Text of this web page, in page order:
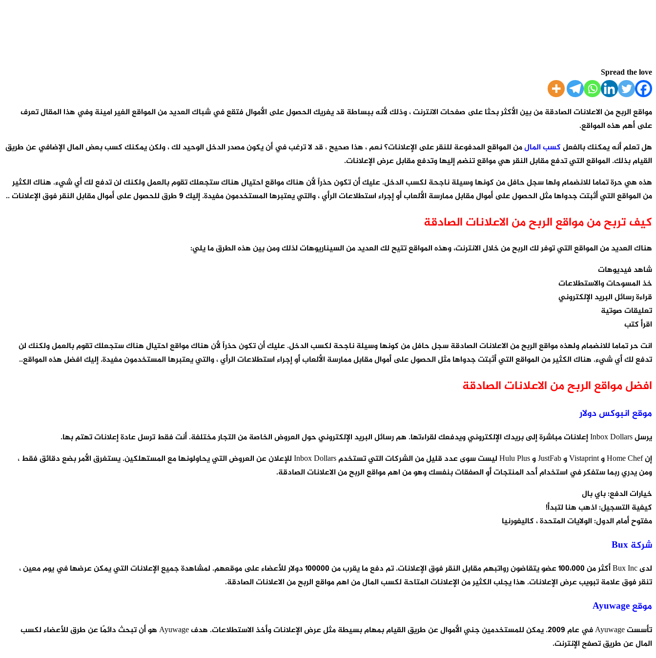
Spread the love
مواقع الربح من الاعلانات الصادقة من بين الأكثر بحثا على صفحات الانترنت ، وذلك لأنه ببساطة قد يغريك الحصول على الأموال فتقع في شباك العديد من المواقع الغير امينة وفي هذا المقال تعرف
على أهم هذه المواقع.
هل تعلم أنه يمكنك بالفعلكسب المالمن المواقع المدفوعة للنقر على الإعلانات؟ نعم ، هذا صحيح ، قد لا ترغب في أن يكون مصدر الدخل الوحيد لك ، ولكن يمكنك كسب بعض المال الإضافي عن طريق
القيام بذلك. المواقع التي تدفع مقابل النقر هي مواقع تنضم إليها وتدفع مقابل عرض الإعلانات.
هذه هي حرة تماما للانضمام ولها سجل حافل من كونها وسيلة ناجحة لكسب الدخل. عليك أن تكون حذراً لأن هناك مواقع احتيال هناك ستجعلك تقوم بالعمل ولكنك لن تدفع لك أي شيء. هناك الكثير
من المواقع التي أثبتت جدواها مثل الحصول على أموال مقابل ممارسة الألعاب أو إجراء استطلاعات الرأي ، والتي يعتبرها المستخدمون مفيدة. إليك 9 طرق للحصول على أموال مقابل النقر فوق الإعلانات ..
كيف تربح من مواقع الربح من الاعلانات الصادقة
هناك العديد من المواقع التي توفر لك الربح من خلال الانترنت، وهذه المواقع تتيح لك العديد من السيناريوهات لذلك ومن بين هذه الطرق ما يلي:
شاهد فيديوهات
خذ المسوحات والاستطلاعات
قراءة رسائل البريد الإلكتروني
تعليقات صوتية
اقرأ كتب
انت حر تماما للانضمام ولهذه مواقع الربح من الاعلانات الصادقة سجل حافل من كونها وسيلة ناجحة لكسب الدخل. عليك أن تكون حذراً لأن هناك مواقع احتيال هناك ستجعلك تقوم بالعمل ولكنك لن
تدفع لك أي شيء. هناك الكثير من المواقع التي أثبتت جدواها مثل الحصول على أموال مقابل ممارسة الألعاب أو إجراء استطلاعات الرأي ، والتي يعتبرها المستخدمون مفيدة. إليك افضل هذه المواقع..
افضل مواقع الربح من الاعلانات الصادقة
موقع انبوكس دولار
يرسل Inbox Dollars إعلانات مباشرة إلى بريدك الإلكتروني ويدفعك لقراءتها. هم رسائل البريد الإلكتروني حول العروض الخاصة من التجار مختلفة. أنت فقط ترسل عادة إعلانات تهتم بها.
إن Home Chef و Vistaprint و JustFab و Hulu Plus ليست سوى عدد قليل من الشركات التي تستخدم Inbox Dollars للإعلان عن العروض التي يحاولونها مع المستهلكين. يستغرق الأمر بضع دقائق فقط ،
ومن يدري ربما ستفكر في استخدام أحد المنتجات أو الصفقات بنفسك وهو من اهم مواقع الربح من الاعلانات الصادقة.
خيارات الدفع: باي بال
كيفية التسجيل: اذهب هنا لتبدأ!
مفتوح أمام الدول: الولايات المتحدة ، كاليفورنيا
شركة Bux
لدى Bux Inc أكثر من 100،000 عضو يتقاضون رواتبهم مقابل النقر فوق الإعلانات. تم دفع ما يقرب من 100000 دولار للأعضاء على موقعهم. لمشاهدة جميع الإعلانات التي يمكن عرضها في يوم معين ،
تنقر فوق علامة تبويب عرض الإعلانات. هذا يجلب الكثير من الإعلانات المتاحة لكسب المال من اهم مواقع الربح من الاعلانات الصادقة.
موقع Ayuwage
تأسست Ayuwage في عام 2009. يمكن للمستخدمين جني الأموال عن طريق القيام بمهام بسيطة مثل عرض الإعلانات وأخذ الاستطلاعات. هدف Ayuwage هو أن تبحث دائمًا عن طرق للأعضاء لكسب
المال عن طريق تصفح الإنترنت.